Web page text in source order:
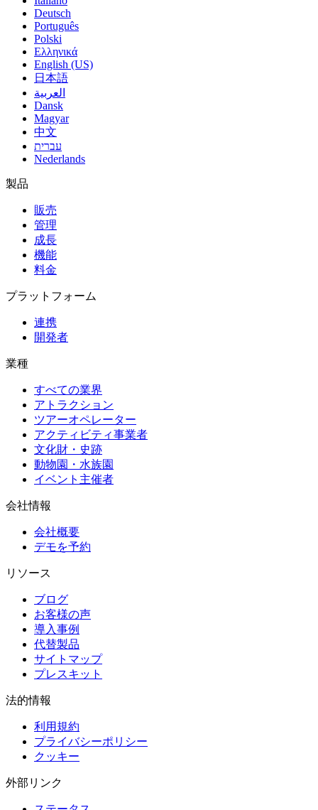
Deutsch
Português
Polski
Ελληνικά
English (US)
日本語
العربية
Dansk
Magyar
中文
עברית
Nederlands
製品
販売
管理
成長
機能
料金
プラットフォーム
連携
開発者
業種
すべての業界
アトラクション
ツアーオペレーター
アクティビティ事業者
文化財・史跡
動物園・水族園
イベント主催者
会社情報
会社概要
デモを予約
リソース
ブログ
お客様の声
導入事例
代替製品
サイトマップ
プレスキット
法的情報
利用規約
プライバシーポリシー
クッキー
外部リンク